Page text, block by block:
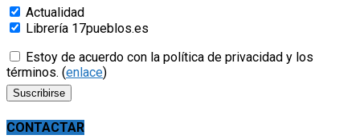
Actualidad
Librería 17pueblos.es
Estoy de acuerdo con la política de privacidad y los
términos. (enlace)
CONTACTAR